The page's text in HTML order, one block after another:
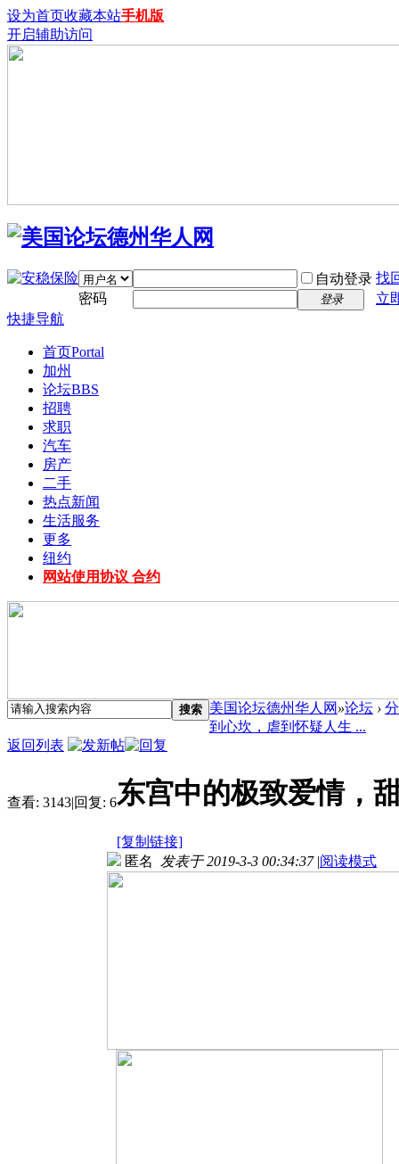
设为首页收藏本站手机版
开启辅助访问
自动登录 找
密码
登录
立
快捷导航
首页Portal
加州
论坛BBS
招聘
求职
汽车
房产
二手
热点新闻
生活服务
更多
纽约
网站使用协议 合约
搜索 美国论坛德州华人网 »论坛 ›
到心坎，虐到怀疑人生 ...
返回列表
查看: 3143|回复: 6东宫中的极致爱情，
[复制链接]
匿名 发表于 2019-3-3 00:34:37 |阅读模式